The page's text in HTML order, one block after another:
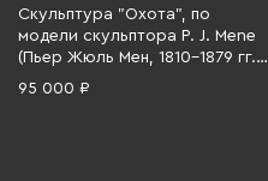
Скульптура "Охота", по
модели скульптора P. J. Mene
(Пьер Жюль Мен, 1810-1879 гг.),
бронза, литье, мрамор,
95 000 ₽